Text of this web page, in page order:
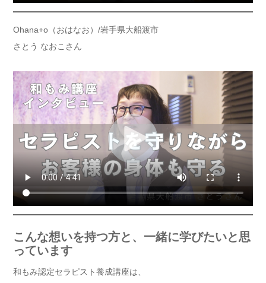
Ohana+o（おはなお）/岩手県大船渡市
さとう なおこさん
こんな想いを持つ方と、一緒に学びたいと思
っています
和もみ認定セラピスト養成講座は、